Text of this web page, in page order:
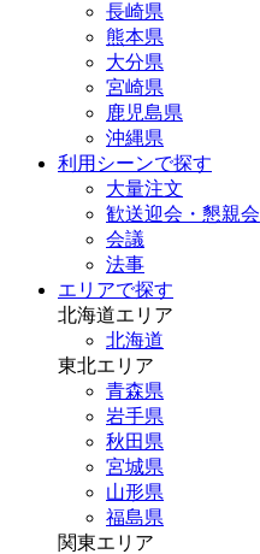
長崎県
熊本県
大分県
宮崎県
鹿児島県
沖縄県
利用シーンで探す
大量注文
歓送迎会・懇親会
会議
法事
エリアで探す
北海道エリア
北海道
東北エリア
青森県
岩手県
秋田県
宮城県
山形県
福島県
関東エリア